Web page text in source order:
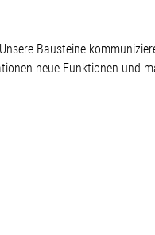
Bausteine
neue Funktionen und